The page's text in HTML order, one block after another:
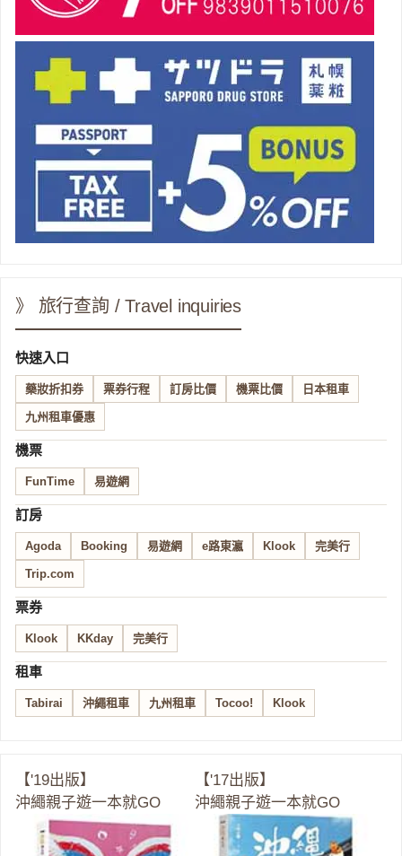
》 旅行查詢 / Travel inquiries
快速入口
藥妝折扣券 票券行程 訂房比價 機票比價 日本租車
九州租車優惠
機票
FunTime 易遊網
訂房
Agoda Booking 易遊網 e路東瀛 Klook 完美行
Trip.com
票券
Klook KKday 完美行
租車
Tabirai 沖繩租車 九州租車 Tocoo! Klook
【'19出版】
沖繩親子遊一本就GO
【'17出版】
沖繩親子遊一本就GO